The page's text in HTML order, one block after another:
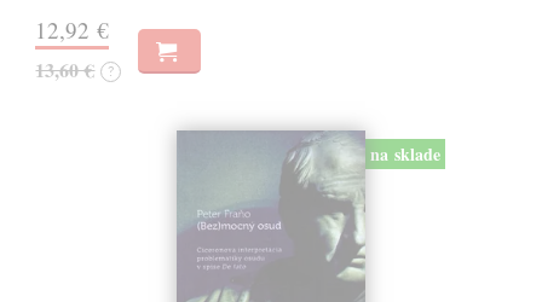
12,92 €
13,60 € ?
na sklade